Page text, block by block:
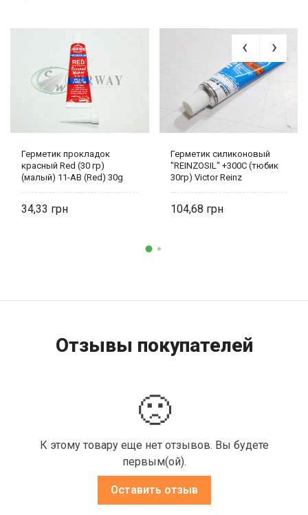
Герметик прокладок
красный Red (30 гр)
(малый) 11-AB (Red) 30g
34,33
Герметик силиконовый
"REINZOSIL" +300C (тюбик
30гр) Victor Reinz
104,68
Отзывы покупателей
🙁
К этому товару еще нет отзывов. Вы будете
первым(ой).
Оставить отзыв